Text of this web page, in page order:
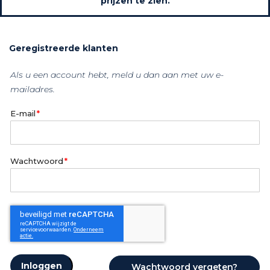
Geregistreerde klanten
Als u een account hebt, meld u dan aan met uw e-
mailadres.
E-mail
Wachtwoord
Inloggen Wachtwoord vergeten?